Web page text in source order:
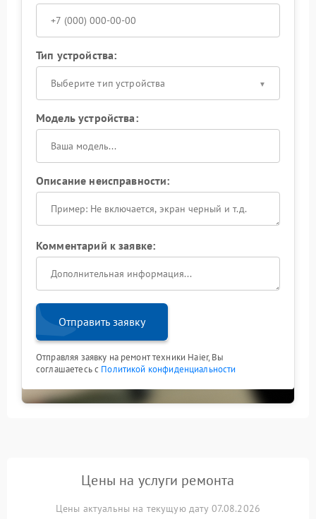
Тип устройства:
Выберите тип устройства
Модель устройства:
Описание неисправности:
Комментарий к заявке:
Отправить заявку
Отправляя заявку на ремонт техники Haier, Вы
соглашаетесь с Политикой конфиденциальности
Цены на услуги ремонта
Цены актуальны на текущую дату 07.08.2026